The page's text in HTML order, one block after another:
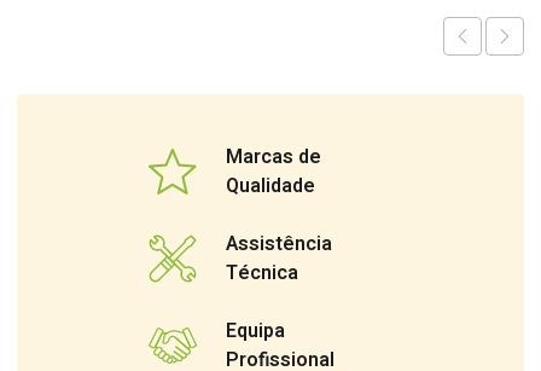
Marcas de
Qualidade
Assistência
Técnica
Equipa
Profissional